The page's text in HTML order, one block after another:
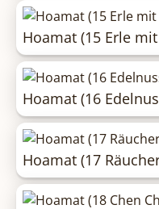
Hoamat (15 Erle
Hoamat (16
Hoamat (17